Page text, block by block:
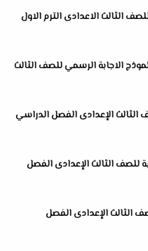
الثالث الاعدادى الترم الاول
الاجابة الرسمي للصف الثالث
الثالث الإعدادى الفصل الدراسي
للصف الثالث الإعدادى الفصل
الثالث الإعدادى الفصل